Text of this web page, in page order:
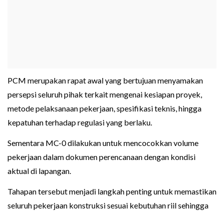
PCM merupakan rapat awal yang bertujuan menyamakan
persepsi seluruh pihak terkait mengenai kesiapan proyek,
metode pelaksanaan pekerjaan, spesifikasi teknis, hingga
kepatuhan terhadap regulasi yang berlaku.
Sementara MC-0 dilakukan untuk mencocokkan volume
pekerjaan dalam dokumen perencanaan dengan kondisi
aktual di lapangan.
Tahapan tersebut menjadi langkah penting untuk memastikan
seluruh pekerjaan konstruksi sesuai kebutuhan riil sehingga